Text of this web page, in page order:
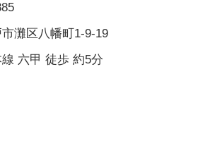
灘区八幡町1-9-19
六甲 徒歩 約5分